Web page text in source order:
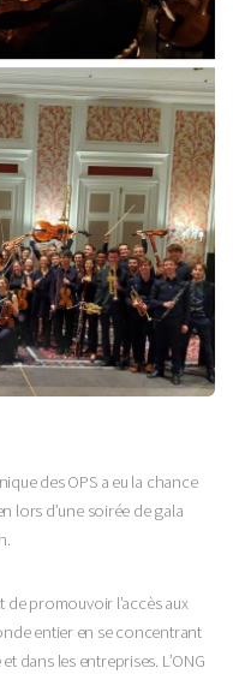
des OPS a eu la chance
lors d’une soirée de gala
promouvoir l’accès aux
entier en se concentrant
dans les entreprises. L’ONG